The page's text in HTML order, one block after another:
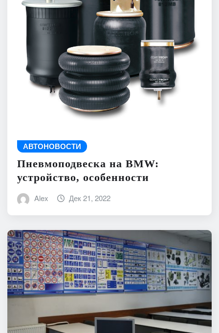
АВТОНОВОСТИ
Пневмоподвеска на BMW:
устройство, особенности
Alex Дек 21, 2022